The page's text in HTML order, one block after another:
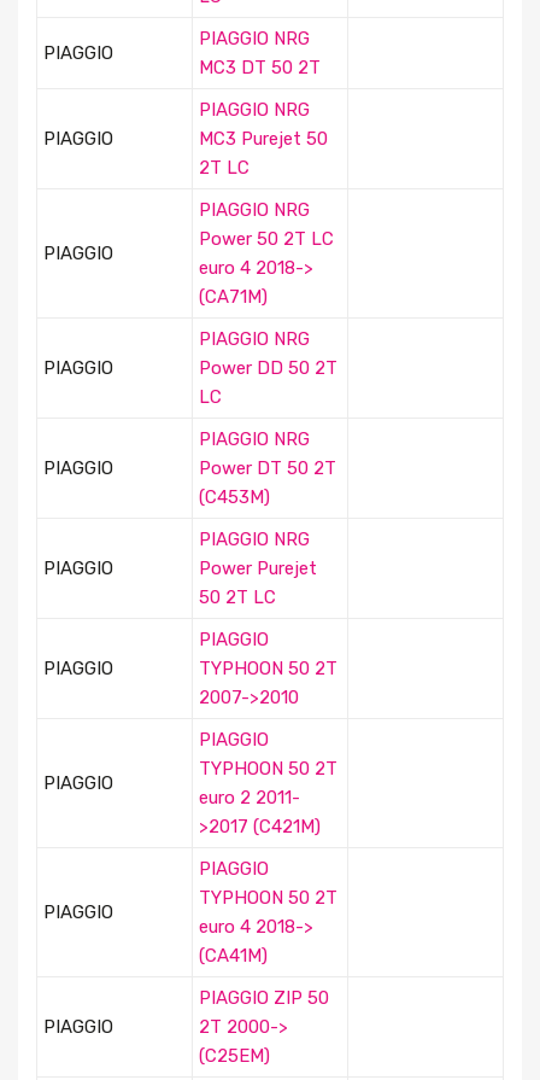
PIAGGIO
PIAGGIO NRG
MC3 DT 50 2T
PIAGGIO
PIAGGIO NRG
MC3 Purejet 50
2T LC
PIAGGIO
PIAGGIO NRG
Power 50 2T LC
euro 4 2018->
(CA71M)
PIAGGIO
PIAGGIO NRG
Power DD 50 2T
LC
PIAGGIO
PIAGGIO NRG
Power DT 50 2T
(C453M)
PIAGGIO
PIAGGIO NRG
Power Purejet
50 2T LC
PIAGGIO
PIAGGIO
TYPHOON 50 2T
2007->2010
PIAGGIO
PIAGGIO
TYPHOON 50 2T
euro 2 2011-
>2017 (C421M)
PIAGGIO
PIAGGIO
TYPHOON 50 2T
euro 4 2018->
(CA41M)
PIAGGIO
PIAGGIO ZIP 50
2T 2000->
(C25EM)